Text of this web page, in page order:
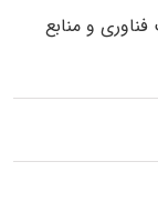
و منابع